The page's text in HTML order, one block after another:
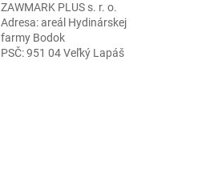
ZAWMARK PLUS s. r. o.
Adresa: areál Hydinárskej
farmy Bodok
PSČ: 951 04 Veľký Lapáš